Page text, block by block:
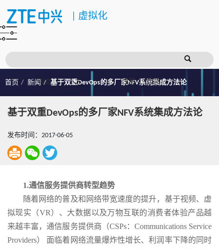
虚拟化
注册 登录
首页 新闻 基于双重DevOps的多厂家NFV系统集成方法论
基于双重DevOps的多厂家NFV系统集成方法论
发布时间：2017-06-05
1.通信服务提供商转型趋势
随着网络的普及和网络带宽速度的提升，基于视频、虚
拟现实（VR）、大数据以及万物互联的消费者体验产品越
来越丰富，通信服务提供商（CSPs：Communications Service
Providers） 面临着网络流量爆炸性增长、利润率下降的同时